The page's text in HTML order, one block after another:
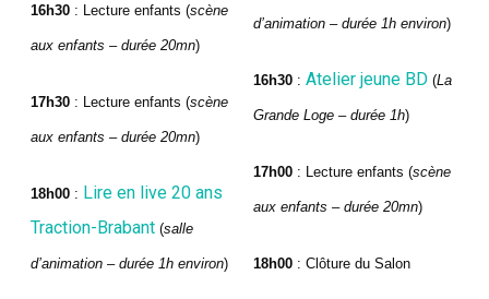
16h30 : Lecture enfants (scène
aux enfants – durée 20mn)
17h30 : Lecture enfants (scène
aux enfants – durée 20mn)
18h00 : Lire en live 20 ans
Traction-Brabant (salle
d’animation – durée 1h environ)
d’animation – durée 1h environ)
16h30 : Atelier jeune BD (La
Grande Loge – durée 1h)
17h00 : Lecture enfants (scène
aux enfants – durée 20mn)
18h00 : Clôture du Salon